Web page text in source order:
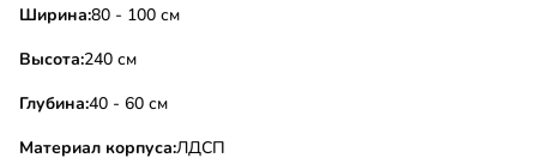
Ширина:80 - 100 см
Высота:240 см
Глубина:40 - 60 см
Материал корпуса:ЛДСП